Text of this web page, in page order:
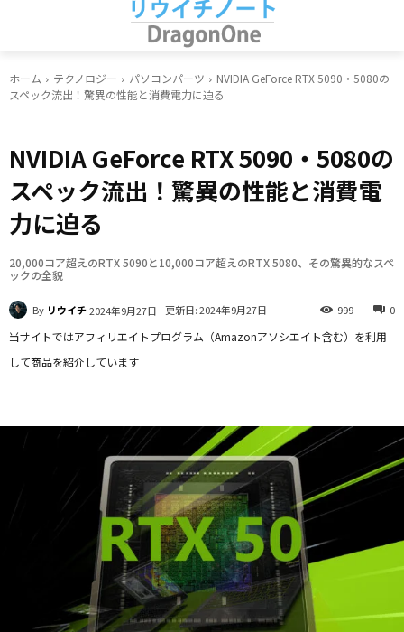
ホーム テクノロジー パソコンパーツ
NVIDIA GeForce RTX 5090・5080の
スペック流出！驚異の性能と消費電力に迫る
NVIDIA GeForce RTX 5090・5080の
スペック流出！驚異の性能と消費電
力に迫る
20,000コア超えのRTX 5090と10,000コア超えのRTX 5080、その驚異的なスペ
ックの全貌
By リウイチ2024年9月27日 更新日:2024年9月27日 0
999
当サイトではアフィリエイトプログラム（Amazonアソシエイト含む）を利用
して商品を紹介しています